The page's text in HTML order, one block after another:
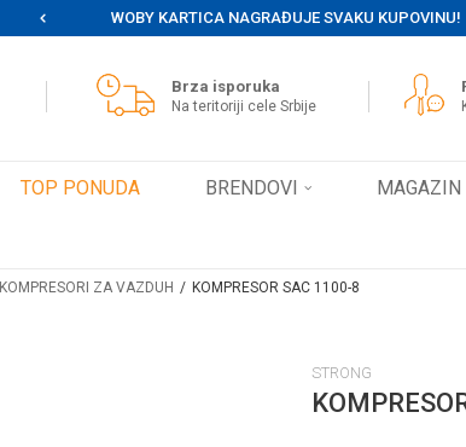
WOBY KARTICA NAGRAĐUJE SVAKU KUPOVINU!
Brza isporuka
Na teritoriji cele Srbije
TOP PONUDA BRENDOVI MAGAZIN
KOMPRESORI ZA VAZDUH KOMPRESOR SAC 1100-8
STRONG